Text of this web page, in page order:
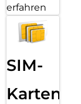
erfahren
SIM-
Karten